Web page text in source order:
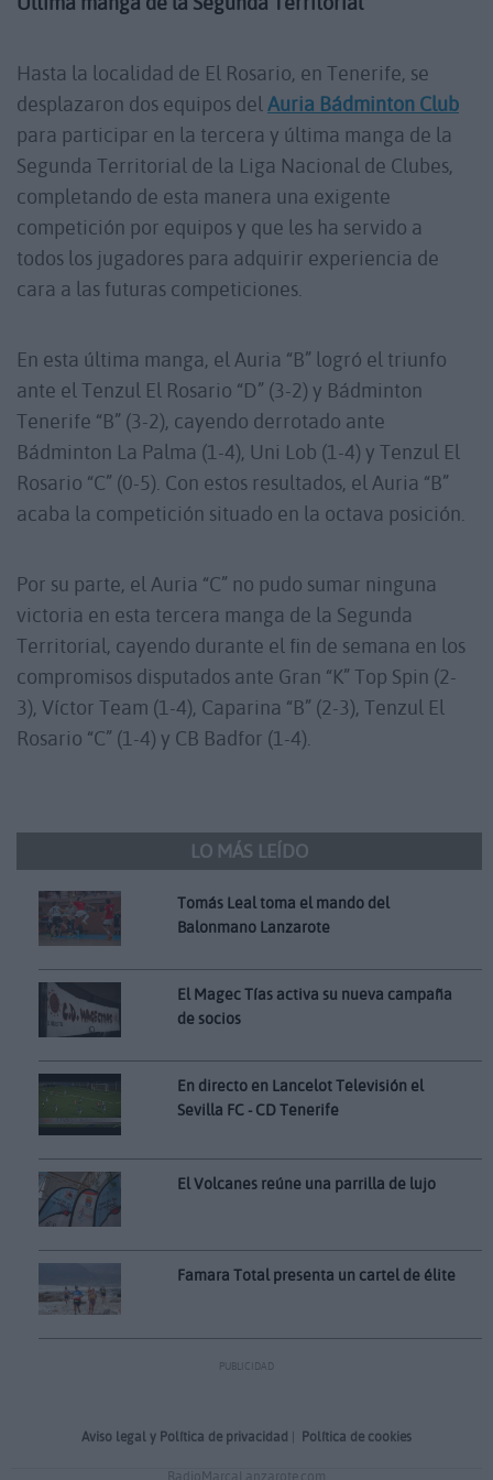
Hasta la localidad de El Rosario, en Tenerife, se
desplazaron dos equipos delAuria Bádminton Club
para participar en la tercera y última manga de la
Segunda Territorial de la Liga Nacional de Clubes,
completando de esta manera una exigente
competición por equipos y que les ha servido a
todos los jugadores para adquirir experiencia de
cara a las futuras competiciones.
En esta última manga, el Auria “B” logró el triunfo
ante el Tenzul El Rosario “D” (3-2) y Bádminton
Tenerife “B” (3-2), cayendo derrotado ante
Bádminton La Palma (1-4), Uni Lob (1-4) y Tenzul El
Rosario “C” (0-5). Con estos resultados, el Auria “B”
acaba la competición situado en la octava posición.
Por su parte, el Auria “C” no pudo sumar ninguna
victoria en esta tercera manga de la Segunda
Territorial, cayendo durante el fin de semana en los
compromisos disputados ante Gran “K” Top Spin (2-
3), Víctor Team (1-4), Caparina “B” (2-3), Tenzul El
Rosario “C” (1-4) y CB Badfor (1-4).
LO MÁS LEÍDO
Tomás Leal toma el mando del
Balonmano Lanzarote
El Magec Tías activa su nueva campaña
de socios
En directo en Lancelot Televisión el
Sevilla FC - CD Tenerife
El Volcanes reúne una parrilla de lujo
Famara Total presenta un cartel de élite
PUBLICIDAD
Aviso legal y Política de privacidad | Política de cookies
RadioMarcaLanzarote.com